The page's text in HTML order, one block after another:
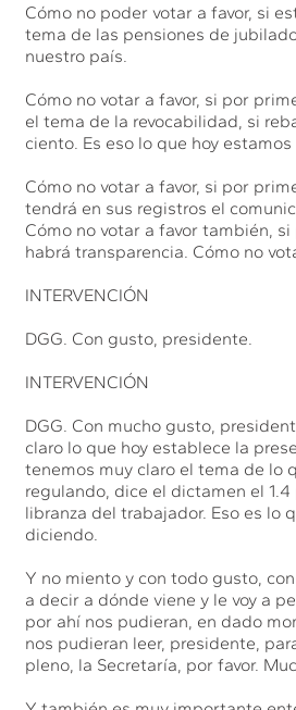
Cómo no poder votar a favor, si
tema de las pensiones de
nuestro país.
Cómo no votar a favor, si por
el tema de la revocabilidad, si
ciento. Es eso lo que hoy
Cómo no votar a favor, si por
tendrá en sus registros el
Cómo no votar a favor también,
habrá transparencia. Cómo no
INTERVENCIÓN
DGG. Con gusto, presidente.
INTERVENCIÓN
DGG. Con mucho gusto,
claro lo que hoy establece la
tenemos muy claro el tema de lo
regulando, dice el dictamen el
libranza del trabajador. Eso es lo
diciendo.
Y no miento y con todo gusto,
a decir a dónde viene y le voy a
por ahí nos pudieran, en dado
nos pudieran leer, presidente,
pleno, la Secretaría, por favor.